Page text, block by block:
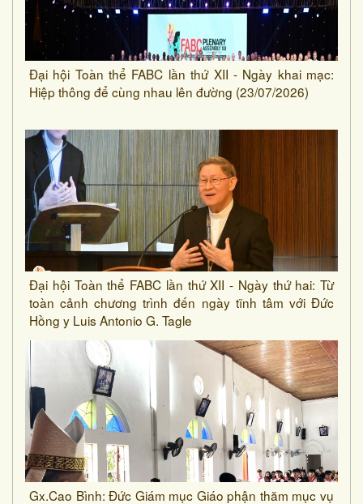
Đại hội Toàn thể FABC lần thứ XII - Ngày khai mạc:
Hiệp thông để cùng nhau lên đường (23/07/2026)
Đại hội Toàn thể FABC lần thứ XII - Ngày thứ hai: Từ
toàn cảnh chương trình đến ngày tĩnh tâm với Đức
Hồng y Luis Antonio G. Tagle
Gx.Cao Bình: Đức Giám mục Giáo phận thăm mục vụ